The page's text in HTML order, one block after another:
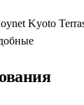
Kyoto